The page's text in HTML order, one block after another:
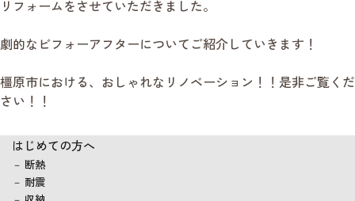
リフォームをさせていただきました。
劇的なビフォーアフターについてご紹介していきます！
橿原市における、おしゃれなリノベーション！！是非ご覧くだ
さい！！
はじめての方へ
断熱
耐震